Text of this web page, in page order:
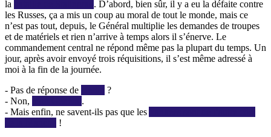
la
. D’abord, bien sûr, il y a eu la défaite contre
les Russes, ça a mis un coup au moral de tout le monde, mais ce
n’est pas tout, depuis, le Général multiplie les demandes de troupes
et de matériels et rien n’arrive à temps alors il s’énerve. Le
commandement central ne répond même pas la plupart du temps. Un
jour, après avoir envoyé trois réquisitions, il s’est même adressé à
moi à la fin de la journée.
- Pas de réponse de
?
- Non,
.
- Mais enfin, ne savent-ils pas que les
!